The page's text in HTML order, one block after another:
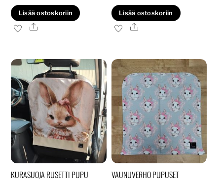
Lisää ostoskoriin
Ale
Lisää ostoskoriin
Ale
KURASUOJA RUSETTI PUPU VAUNUVERHO PUPUSET